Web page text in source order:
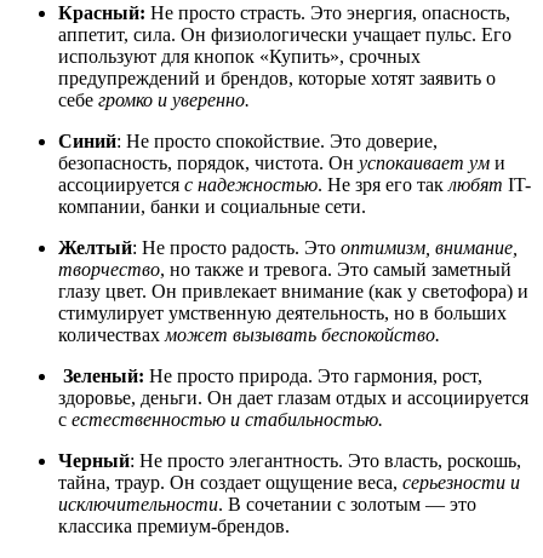
Красный: Не просто страсть. Это энергия, опасность,
аппетит, сила. Он физиологически учащает пульс. Его
используют для кнопок «Купить», срочных
предупреждений и брендов, которые хотят заявить о
себе громко и уверенно.
Синий: Не просто спокойствие. Это доверие,
безопасность, порядок, чистота. Он успокаивает ум и
ассоциируется с надежностью. Не зря его так любят IT-
компании, банки и социальные сети.
Желтый: Не просто радость. Это оптимизм, внимание,
творчество, но также и тревога. Это самый заметный
глазу цвет. Он привлекает внимание (как у светофора) и
стимулирует умственную деятельность, но в больших
количествах может вызывать беспокойство.
Зеленый: Не просто природа. Это гармония, рост,
здоровье, деньги. Он дает глазам отдых и ассоциируется
с естественностью и стабильностью.
Черный: Не просто элегантность. Это власть, роскошь,
тайна, траур. Он создает ощущение веса, серьезности и
исключительности. В сочетании с золотым — это
классика премиум-брендов.